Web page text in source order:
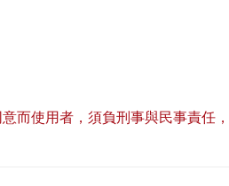
而使用者，須負刑事與民事責任